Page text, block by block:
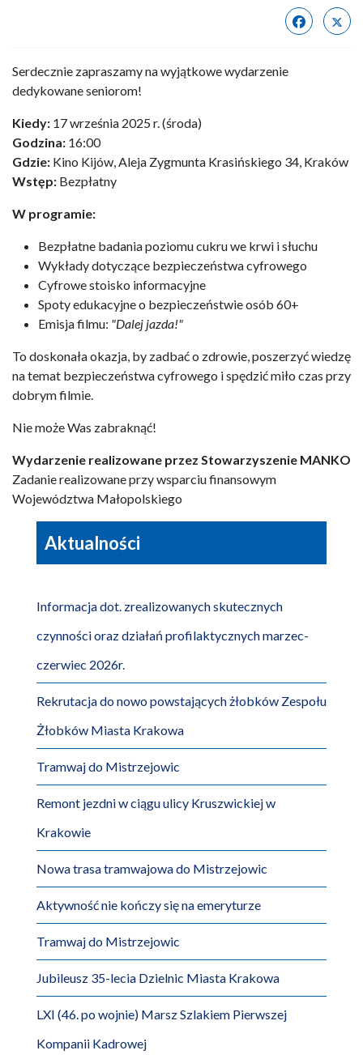
Serdecznie zapraszamy na wyjątkowe wydarzenie
dedykowane seniorom!
Kiedy: 17 września 2025 r. (środa)
Godzina: 16:00
Gdzie: Kino Kijów, Aleja Zygmunta Krasińskiego 34, Kraków
Wstęp: Bezpłatny
W programie:
Bezpłatne badania poziomu cukru we krwi i słuchu
Wykłady dotyczące bezpieczeństwa cyfrowego
Cyfrowe stoisko informacyjne
Spoty edukacyjne o bezpieczeństwie osób 60+
Emisja filmu: "Dalej jazda!"
To doskonała okazja, by zadbać o zdrowie, poszerzyć wiedzę
na temat bezpieczeństwa cyfrowego i spędzić miło czas przy
dobrym filmie.
Nie może Was zabraknąć!
Wydarzenie realizowane przez Stowarzyszenie MANKO
Zadanie realizowane przy wsparciu finansowym
Województwa Małopolskiego
Aktualności
Informacja dot. zrealizowanych skutecznych
czynności oraz działań profilaktycznych marzec-
czerwiec 2026r.
Rekrutacja do nowo powstających żłobków Zespołu
Żłobków Miasta Krakowa
Tramwaj do Mistrzejowic
Remont jezdni w ciągu ulicy Kruszwickiej w
Krakowie
Nowa trasa tramwajowa do Mistrzejowic
Aktywność nie kończy się na emeryturze
Tramwaj do Mistrzejowic
Jubileusz 35-lecia Dzielnic Miasta Krakowa
LXI (46. po wojnie) Marsz Szlakiem Pierwszej
Kompanii Kadrowej